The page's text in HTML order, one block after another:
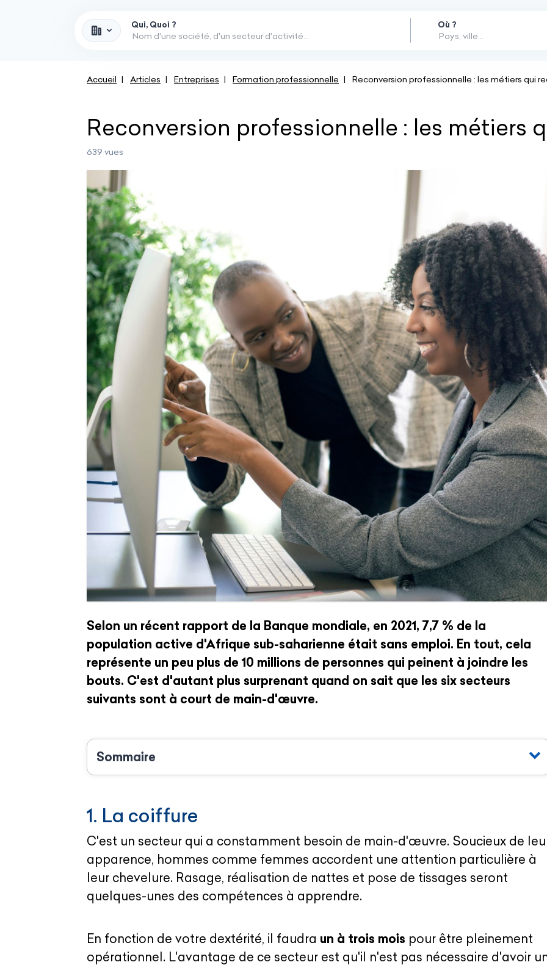
Qui, Quoi ? Où ?
Accueil Articles Entreprises Formation professionnelle Reconversion professionnelle : les métiers qui
Reconversion professionnelle : les métiers
639 vues
Selon un récent rapport de la Banque mondiale, en 2021, 7,7 % de la
population active d'Afrique sub-saharienne était sans emploi. En tout, cela
représente un peu plus de 10 millions de personnes qui peinent à joindre les
bouts. C'est d'autant plus surprenant quand on sait que les six secteurs
suivants sont à court de main-d'œuvre.
Sommaire
1. La coiffure
C'est un secteur qui a constamment besoin de main-d'œuvre. Soucieux de
apparence, hommes comme femmes accordent une attention particulière à
leur chevelure. Rasage, réalisation de nattes et pose de tissages seront
quelques-unes des compétences à apprendre.
En fonction de votre dextérité, il faudra un à trois mois pour être pleinement
opérationnel. L'avantage de ce secteur est qu'il n'est pas nécessaire d'avoir